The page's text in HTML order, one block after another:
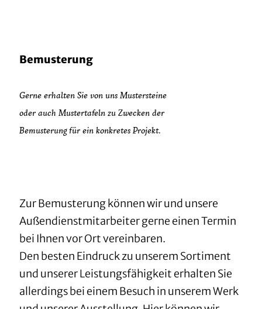
Bemusterung
Gerne erhalten Sie von uns Mustersteine
oder auch Mustertafeln zu Zwecken der
Bemusterung für ein konkretes Projekt.
Zur Bemusterung können wir und unsere
Außendienstmitarbeiter gerne einen Termin
bei Ihnen vor Ort vereinbaren.
Den besten Eindruck zu unserem Sortiment
und unserer Leistungsfähigkeit erhalten Sie
allerdings bei einem Besuch in unserem Werk